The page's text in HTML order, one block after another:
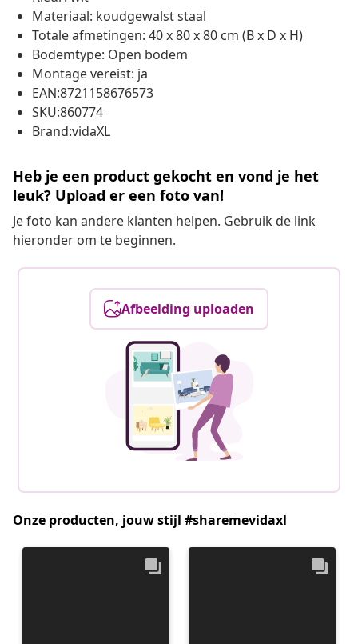
Materiaal: koudgewalst staal
Totale afmetingen: 40 x 80 x 80 cm (B x D x H)
Bodemtype: Open bodem
Montage vereist: ja
EAN:8721158676573
SKU:860774
Brand:vidaXL
Heb je een product gekocht en vond je het
leuk? Upload er een foto van!
Je foto kan andere klanten helpen. Gebruik de link
hieronder om te beginnen.
Afbeelding uploaden
Onze producten, jouw stijl #sharemevidaxl